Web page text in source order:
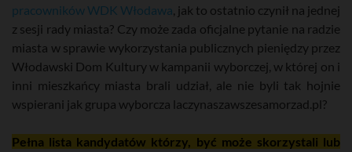
pracowników WDK Włodawa , jak to ostatnio czynił na jednej
z sesji rady miasta? Czy może zada oficjalne pytanie na radzie
miasta w sprawie wykorzystania publicznych pieniędzy przez
Włodawski Dom Kultury w kampanii wyborczej, w której on i
inni mieszkańcy miasta brali udział, ale nie byli tak hojnie
wspierani jak grupa wyborcza laczynaszawszesamorzad.pl?
Pełna lista kandydatów którzy, być może skorzystali lub